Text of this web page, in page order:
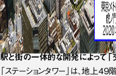
駅と街の一体的な開発によって
「ステーションタワー」は、地上